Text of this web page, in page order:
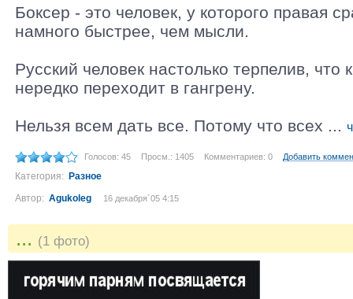
Боксер - это человек, у которого правая
намного быстрее, чем мысли.
Русский человек настолько терпелив, что
нередко переходит в гангрену.
Нельзя всем дать все. Потому что всех ...
Голосов: 45 Просм.: 1405 Комментариев: 0 Добавить
Категория: Разное
Автор: Agukoleg 16 декабря´05 4:15
... (1 фото)